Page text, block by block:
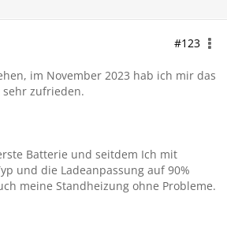
#123
im November 2023 hab ich mir das
zufrieden.
Batterie und seitdem Ich mit
und die Ladeanpassung auf 90%
meine Standheizung ohne Probleme.